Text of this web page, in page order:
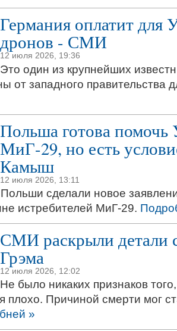
Германия оплатит для
дронов - СМИ
12 июля 2026, 19:36
Это один из крупнейших
от западного правительства
Польша готова помочь
МиГ-29, но есть
Камыш
12 июля 2026, 13:11
сделали новое
истребителей МиГ-29.
СМИ раскрыли детали
Грэма
12 июля 2026, 12:02
Не было никаких признаков
плохо. Причиной смерти мог
»